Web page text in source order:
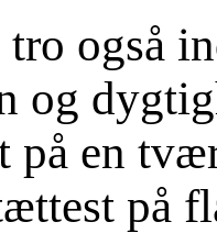
også
og
en
på